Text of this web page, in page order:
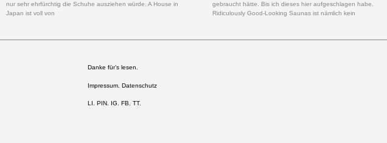
nur sehr ehrfürchtig die Schuhe ausziehen würde. A House in
Japan ist voll von
gebraucht hätte. Bis ich dieses hier aufgeschlagen habe.
Ridiculously Good-Looking Saunas ist nämlich kein
Danke für’s lesen.
Impressum. Datenschutz
LI .PIN IG .FB. TT.